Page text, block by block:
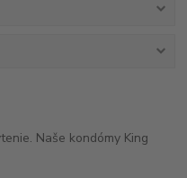
Naše kondómy King